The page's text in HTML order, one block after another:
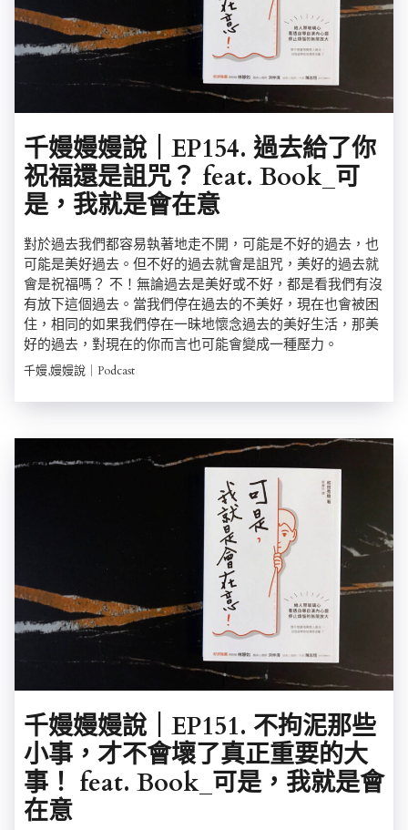
千嫚嫚嫚說｜EP154. 過去給了你
祝福還是詛咒？ feat. Book_可
是，我就是會在意
對於過去我們都容易執著地走不開，可能是不好的過去，也
可能是美好過去。但不好的過去就會是詛咒，美好的過去就
會是祝福嗎？ 不！無論過去是美好或不好，都是看我們有沒
有放下這個過去。當我們停在過去的不美好，現在也會被困
住，相同的如果我們停在一昧地懷念過去的美好生活，那美
好的過去，對現在的你而言也可能會變成一種壓力。
千嫚,嫚嫚說｜Podcast
千嫚嫚嫚說｜EP151. 不拘泥那些
小事，才不會壞了真正重要的大
事！ feat. Book_可是，我就是會
在意